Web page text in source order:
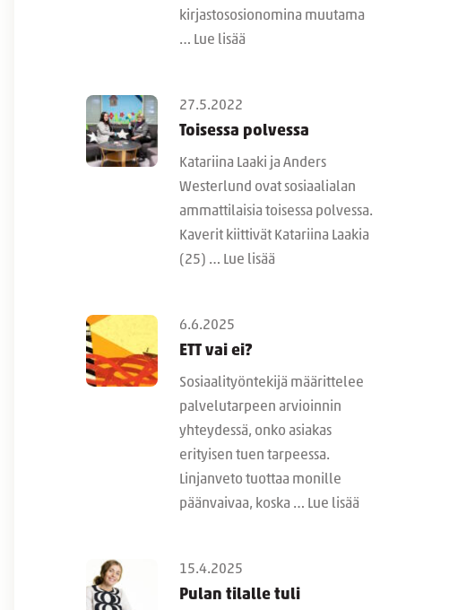
kirjastososionomina muutama
… Lue lisää
27.5.2022
Toisessa polvessa
Katariina Laaki ja Anders
Westerlund ovat sosiaalialan
ammattilaisia toisessa polvessa.
Kaverit kiittivät Katariina Laakia
(25) … Lue lisää
6.6.2025
ETT vai ei?
Sosiaalityöntekijä määrittelee
palvelutarpeen arvioinnin
yhteydessä, onko asiakas
erityisen tuen tarpeessa.
Linjanveto tuottaa monille
päänvaivaa, koska … Lue lisää
15.4.2025
Pulan tilalle tuli